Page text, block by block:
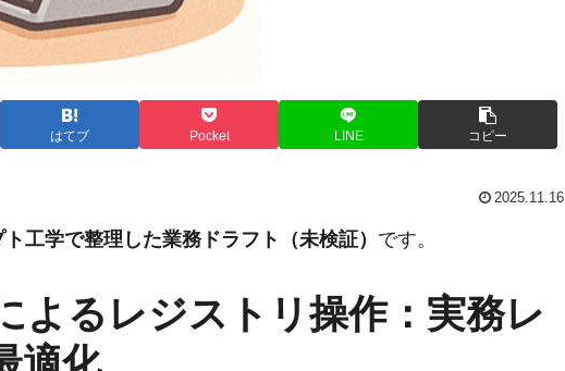
はてブ Pocket LINE コピー
2025.11.16
工学で整理した業務ドラフト（未検証） です。
よるレジストリ操作：実務レ